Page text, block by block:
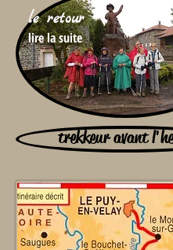
le retour
lire la suite
trekkeur avant